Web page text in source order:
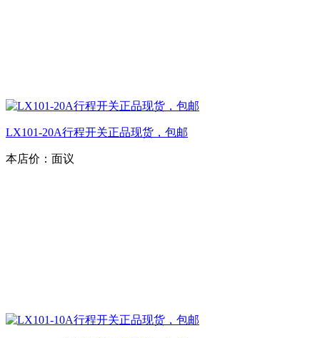
LX101-20A行程开关正品现货，包邮
本店价： 面议